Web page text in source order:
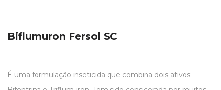
Biflumuron Fersol SC
É uma formulação inseticida que combina dois ativos: